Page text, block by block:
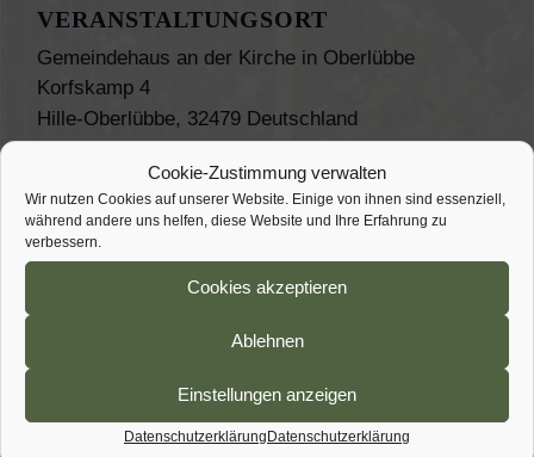
Cookie-Zustimmung verwalten
Wir nutzen Cookies auf unserer Website. Einige von ihnen sind essenziell,
während andere uns helfen, diese Website und Ihre Erfahrung zu
verbessern.
Cookies akzeptieren
Ablehnen
Einstellungen anzeigen
DatenschutzerklärungDatenschutzerklärung
VERANSTALTUNGSORT
Gemeindehaus an der Kirche in Oberlübbe
Korfskamp 4
Hille-Oberlübbe, 32479 Deutschland
Veranstaltungsort-Website anzeigen
Aktion Saubere Landschaft
Unterlübbe ab 09:00 Uhr
Dilettantos Brass